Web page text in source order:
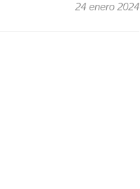
24 enero 2024